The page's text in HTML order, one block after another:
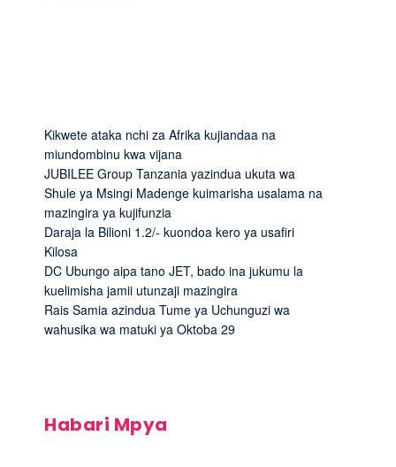
Kikwete ataka nchi za Afrika kujiandaa na
miundombinu kwa vijana
JUBILEE Group Tanzania yazindua ukuta wa
Shule ya Msingi Madenge kuimarisha usalama na
mazingira ya kujifunzia
Daraja la Bilioni 1.2/- kuondoa kero ya usafiri
Kilosa
DC Ubungo aipa tano JET, bado ina jukumu la
kuelimisha jamii utunzaji mazingira
Rais Samia azindua Tume ya Uchunguzi wa
wahusika wa matuki ya Oktoba 29
Habari Mpya